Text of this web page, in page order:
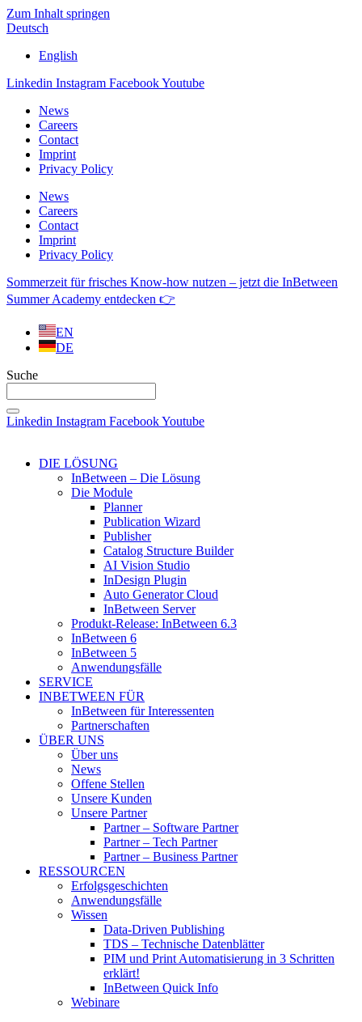
Zum Inhalt springen
Deutsch
English
Linkedin Instagram FacebookYoutube
News
Careers
Contact
Imprint
Privacy Policy
News
Careers
Contact
Imprint
Privacy Policy
Sommerzeit für frisches Know-how nutzen – jetzt die InBetween
Summer Academy entdecken 👉
EN
DE
Suche
Linkedin Instagram FacebookYoutube
DIE LÖSUNG
InBetween – Die Lösung
Die Module
Planner
Publication Wizard
Publisher
Catalog Structure Builder
AI Vision Studio
InDesign Plugin
Auto Generator Cloud
InBetween Server
Produkt-Release: InBetween 6.3
InBetween 6
InBetween 5
Anwendungsfälle
SERVICE
INBETWEEN FÜR
InBetween für Interessenten
Partnerschaften
ÜBER UNS
Über uns
News
Offene Stellen
Unsere Kunden
Unsere Partner
Partner – Software Partner
Partner – Tech Partner
Partner – Business Partner
RESSOURCEN
Erfolgsgeschichten
Anwendungsfälle
Wissen
Data-Driven Publishing
TDS – Technische Datenblätter
PIM und Print Automatisierung in 3 Schritten
erklärt!
InBetween Quick Info
Webinare